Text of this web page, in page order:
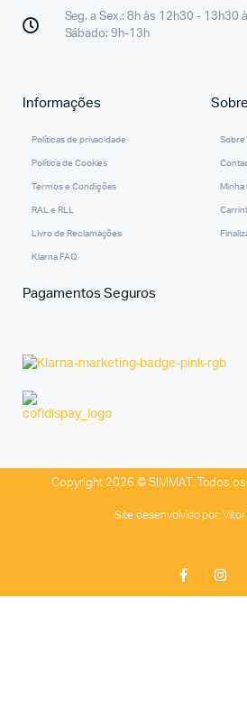
Seg. a Sex.: 8h às 12h30 - 13h30
Sábado: 9h-13h
Informações
Políticas de privacidade
Política de Cookies
Termos e Condições
RAL e RLL
Livro de Reclamações
Klarna FAQ
Sobre
Minha
Pagamentos Seguros
Copyright 2026 © SIMMAT. Todos
Site desenvolvido por: Vítor